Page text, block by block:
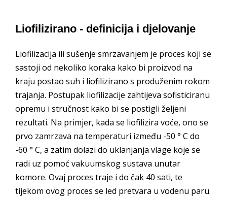
Liofilizirano - definicija i djelovanje
Liofilizacija ili sušenje smrzavanjem je proces koji se
sastoji od nekoliko koraka kako bi proizvod na
kraju postao suh i liofilizirano s produženim rokom
trajanja. Postupak liofilizacije zahtijeva sofisticiranu
opremu i stručnost kako bi se postigli željeni
rezultati. Na primjer, kada se liofilizira voće, ono se
prvo zamrzava na temperaturi između -50 ° C do
-60 ° C, a zatim dolazi do uklanjanja vlage koje se
radi uz pomoć vakuumskog sustava unutar
komore. Ovaj proces traje i do čak 40 sati, te
tijekom ovog proces se led pretvara u vodenu paru.